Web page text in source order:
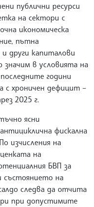
публични ресурси
на сектори с
икономическа
пътна
други капиталови
значим в условията на
години
с хроничен дефицит –
2025 г.
ясни
фискална
изчисления на
на
БВП за
състоянието на
следва да отчита
при допустимите